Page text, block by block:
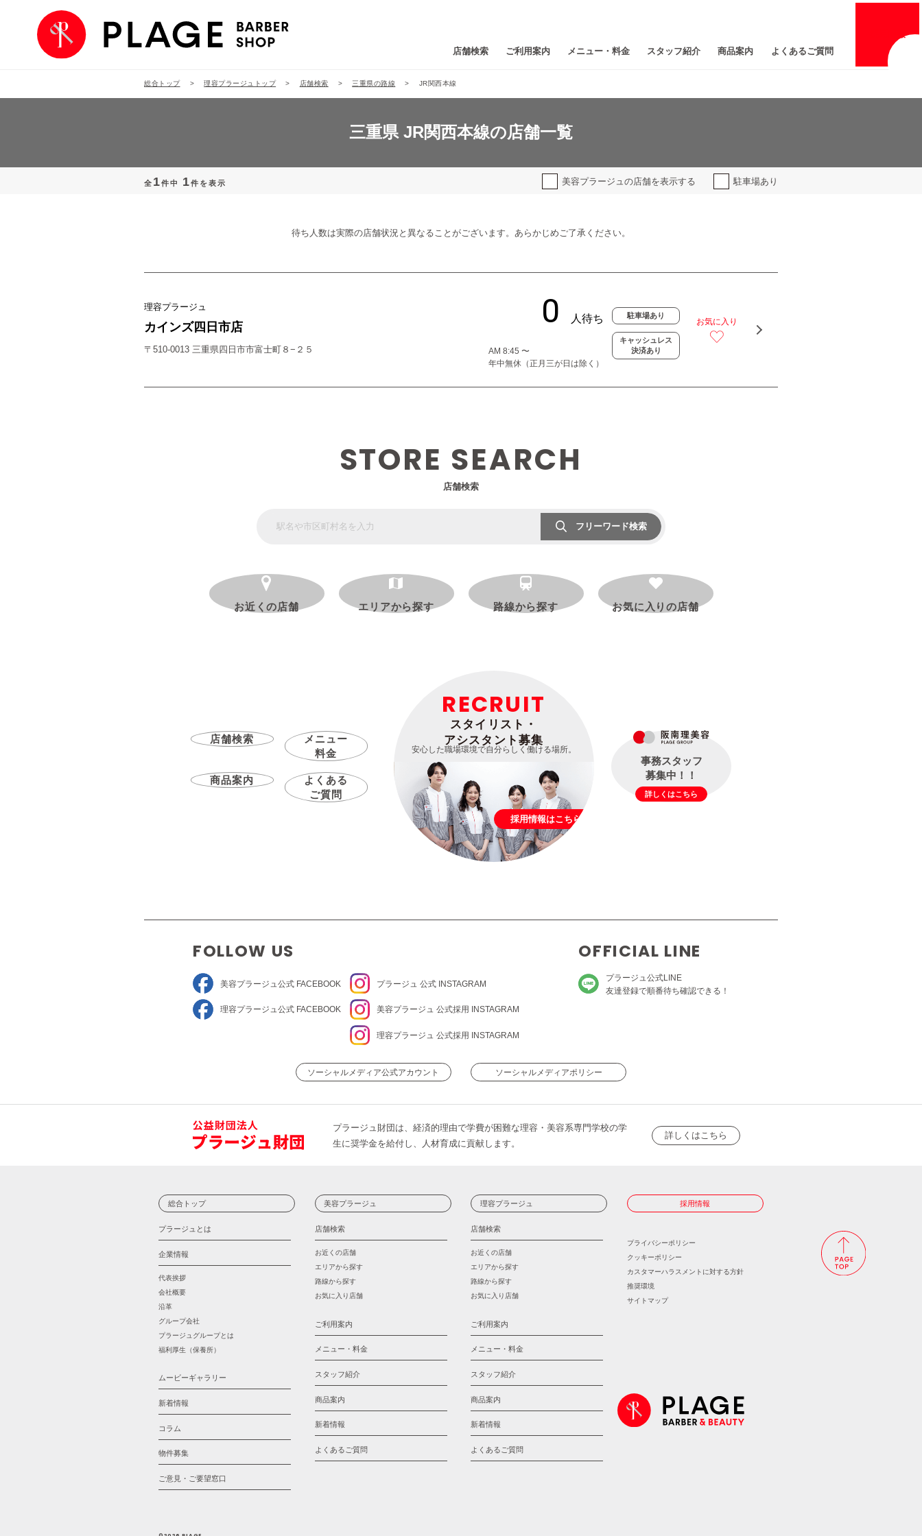
情報
店舗検索 ご利用案内 メニュー・料金 スタッフ紹介 商品案内 よくあるご質問
総合トップ 理容プラージュトップ 店舗検索 三重県の路線 JR関西本線
三重県 JR関西本線の店舗一覧
全 1件中 1件を表示 美容プラージュの店舗を表示する 駐車場あり
待ち人数は実際の店舗状況と異なることがございます。あらかじめご了承ください。
理容プラージュ
カインズ四日市店
〒510-0013 三重県四日市市富士町８−２５
AM 8:45 〜
年中無休（正月三が日は除く）
駐車場あり
キャッシュレス
決済あり
お気に入り
STORE SEARCH
店舗検索
フリーワード検索
お近くの店舗 エリアから探す 路線から探す お気に入りの店舗
店舗検索
メニュー
料金
商品案内
よくある
ご質問
RECRUIT
スタイリスト・
アシスタント募集
安心した職場環境で自分らしく働ける場所。
採用情報はこちら
事務スタッフ
募集中！！
詳しくはこちら
FOLLOW US
美容プラージュ 公式 FACEBOOK
理容プラージュ 公式 FACEBOOK
プラージュ公式 INSTAGRAM
美容プラージュ 公式採用 INSTAGRAM
理容プラージュ 公式採用 INSTAGRAM
OFFICIAL LINE
プラージュ公式LINE
友達登録で順番待ち確認できる！
ソーシャルメディア公式アカウント ソーシャルメディアポリシー
プラージュ財団は、経済的理由で学費が困難な理容・美容系専門学校の学
生に奨学金を給付し、人材育成に貢献します。
詳しくはこちら
総合トップ
プラージュとは
企業情報
代表挨拶
会社概要
沿革
グループ会社
プラージュグループとは
福利厚生（保養所）
ムービーギャラリー
新着情報
コラム
物件募集
ご意見・ご要望窓口
美容プラージュ
店舗検索
お近くの店舗
エリアから探す
路線から探す
お気に入り店舗
ご利用案内
メニュー・料金
スタッフ紹介
商品案内
新着情報
よくあるご質問
理容プラージュ
店舗検索
お近くの店舗
エリアから探す
路線から探す
お気に入り店舗
ご利用案内
メニュー・料金
スタッフ紹介
商品案内
新着情報
よくあるご質問
採用情報
プライバシーポリシー
クッキーポリシー
カスタマーハラスメントに対する方針
推奨環境
サイトマップ